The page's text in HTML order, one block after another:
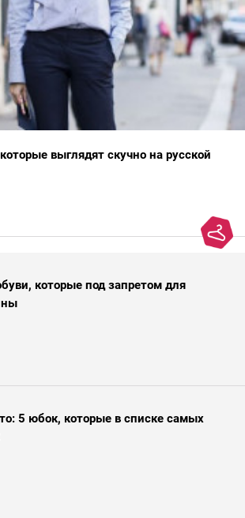
выглядят скучно на русской
которые под запретом для
5 юбок, которые в списке самых